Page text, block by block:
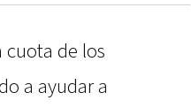
de los
a ayudar a